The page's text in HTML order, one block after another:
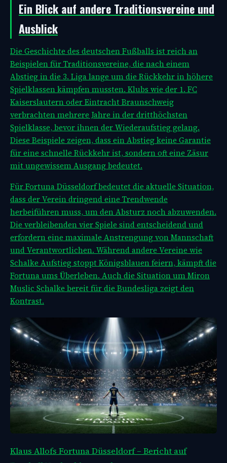
Ein Blick auf andere Traditionsvereine und
Ausblick
Die Geschichte des deutschen Fußballs ist reich an
Beispielen für Traditionsvereine, die nach einem
Abstieg in die 3. Liga lange um die Rückkehr in höhere
Spielklassen kämpfen mussten. Klubs wie der 1. FC
Kaiserslautern oder Eintracht Braunschweig
verbrachten mehrere Jahre in der dritthöchsten
Spielklasse, bevor ihnen der Wiederaufstieg gelang.
Diese Beispiele zeigen, dass ein Abstieg keine Garantie
für eine schnelle Rückkehr ist, sondern oft eine Zäsur
mit ungewissem Ausgang bedeutet.
Für Fortuna Düsseldorf bedeutet die aktuelle Situation,
dass der Verein dringend eine Trendwende
herbeiführen muss, um den Absturz noch abzuwenden.
Die verbleibenden vier Spiele sind entscheidend und
erfordern eine maximale Anstrengung von Mannschaft
und Verantwortlichen. Während andere Vereine wie
Schalke Aufstieg stoppt Königsblauen feiern, kämpft die
Fortuna ums Überleben. Auch die Situation umMiron
Muslic Schalke bereit für die Bundesliga zeigt den
Kontrast.
Klaus Allofs Fortuna Düsseldorf – Bericht auf